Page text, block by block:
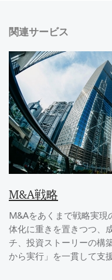
関連サービス
M&A戦略
M&Aをあくまで戦略実現
体化に重きを置きつつ、
チ、投資ストーリーの構
から実行」を一貫して支